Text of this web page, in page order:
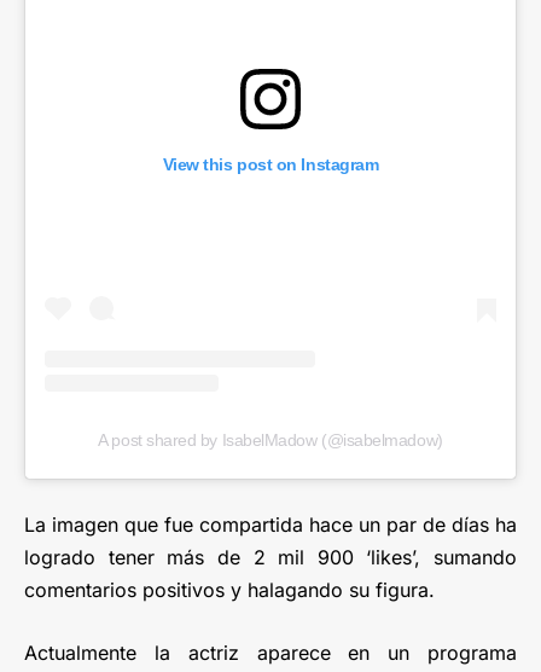
View this post on Instagram
A post shared by IsabelMadow (@isabelmadow)
La imagen que fue compartida hace un par de días ha
logrado tener más de 2 mil 900 ‘likes’, sumando
comentarios positivos y halagando su figura.
Actualmente la actriz aparece en un programa